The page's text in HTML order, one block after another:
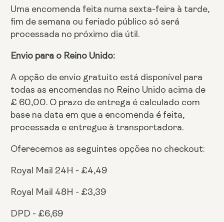
Uma encomenda feita numa sexta-feira à tarde,
fim de semana ou feriado público só será
processada no próximo dia útil.
Envio para o Reino Unido:
A opção de envio gratuito está disponível para
todas as encomendas no Reino Unido acima de
£ 60,00. O prazo de entrega é calculado com
base na data em que a encomenda é feita,
processada e entregue à transportadora.
Oferecemos as seguintes opções no checkout:
Royal Mail 24H - £4,49
Royal Mail 48H - £3,39
DPD - £6,69